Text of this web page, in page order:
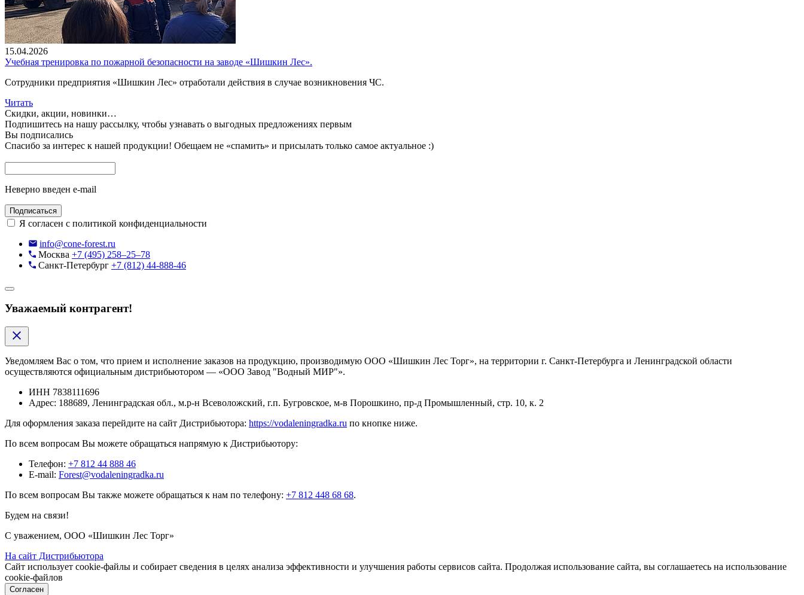
15.04.2026
Учебная тренировка по пожарной безопасности на заводе «Шишкин Лес».
Сотрудники предприятия «Шишкин Лес» отработали действия в случае возникновения ЧС.
Читать
Скидки, акции, новинки…
Подпишитесь на нашу рассылку, чтобы узнавать о выгодных предложениях первым
Вы подписались
Спасибо за интерес к нашей продукции! Обещаем не «спамить» и присылать только самое актуальное :)
Неверно введен e-mail
Подписаться
Я согласен с политикой конфиденциальности
info@cone-forest.ru
Москва +7 (495) 258–25–78
Санкт-Петербург +7 (812) 44-888-46
Уважаемый контрагент!
Уведомляем Вас о том, что прием и исполнение заказов на продукцию, производимую ООО «Шишкин Лес Торг», на территории г. Санкт-Петербурга и Ленинградской области
осуществляются официальным дистрибьютором — «ООО Завод "Водный МИР"».
ИНН 7838111696
Адрес: 188689, Ленинградская обл., м.р-н Всеволожский, г.п. Бугровское, м-в Порошкино, пр-д Промышленный, стр. 10, к. 2
Для оформления заказа перейдите на сайт Дистрибьютора: https://vodaleningradka.ru по кнопке ниже.
По всем вопросам Вы можете обращаться напрямую к Дистрибьютору:
Телефон: +7 812 44 888 46
E-mail: Forest@vodaleningradka.ru
По всем вопросам Вы также можете обращаться к нам по телефону: +7 812 448 68 68.
Будем на связи!
С уважением, ООО «Шишкин Лес Торг»
На сайт Дистрибьютора
Сайт использует cookie-файлы и собирает сведения в целях анализа эффективности и улучшения работы сервисов сайта. Продолжая использование сайта, вы соглашаетесь на использование
cookie-файлов
Согласен